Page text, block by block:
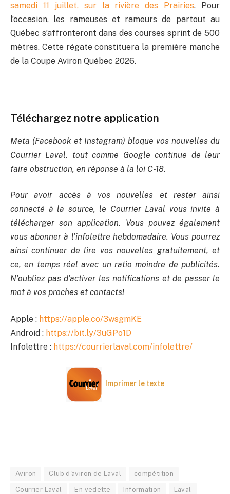
samedi 11 juillet, sur la rivière des Prairies. Pour
l’occasion, les rameuses et rameurs de partout au
Québec s’affronteront dans des courses sprint de 500
mètres. Cette régate constituera la première manche
de la Coupe Aviron Québec 2026.
Téléchargez notre application
Meta (Facebook et Instagram) bloque vos nouvelles du
Courrier Laval, tout comme Google continue de leur
faire obstruction, en réponse à la loi C-18.
Pour avoir accès à vos nouvelles et rester ainsi
connecté à la source, le Courrier Laval vous invite à
télécharger son application. Vous pouvez également
vous abonner à l’infolettre hebdomadaire. Vous pourrez
ainsi continuer de lire vos nouvelles gratuitement, et
ce, en temps réel avec un ratio moindre de publicités.
N’oubliez pas d’activer les notifications et de passer le
mot à vos proches et contacts!
Apple : https://apple.co/3wsgmKE
Android : https://bit.ly/3uGPo1D
Infolettre : https://courrierlaval.com/infolettre/
Imprimer le texte
Aviron Club d'aviron de Laval compétition
Courrier Laval En vedette Information Laval